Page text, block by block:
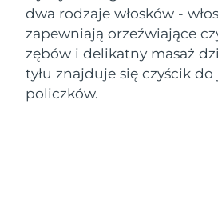
dwa rodzaje włosków -
zapewniają orzeźwiające
zębów i delikatny masaż
tyłu znajduje się czyścik do
policzków.
Izrael
Włochy